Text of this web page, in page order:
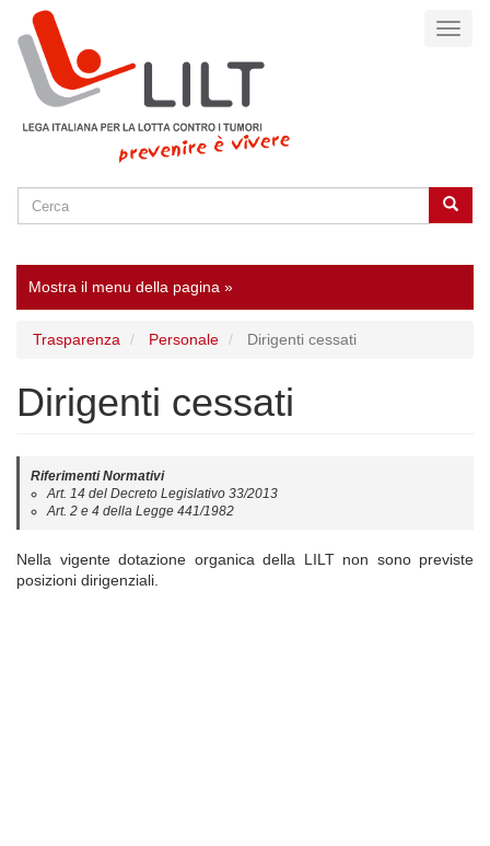
contenuto
principale
SEARCH Cerca
Mostra il menu della pagina »
Trasparenza Personale Dirigenti cessati
Dirigenti cessati
Riferimenti Normativi
Art. 14 del Decreto Legislativo 33/2013
Art. 2 e 4 della Legge 441/1982
Nella vigente dotazione organica della LILT non sono previste
posizioni dirigenziali.